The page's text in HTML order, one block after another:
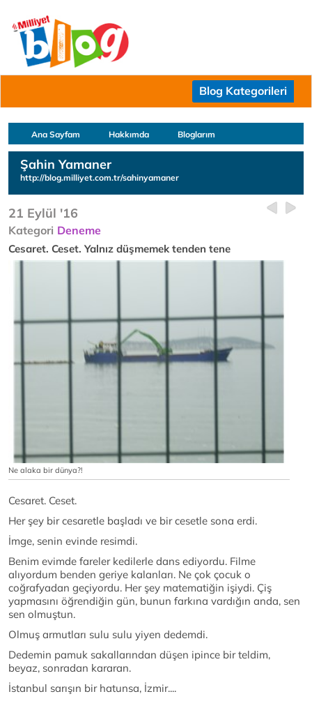
Blog Kategorileri
Ana Sayfam Hakkımda Bloglarım
Şahin Yamaner
http://blog.milliyet.com.tr/sahinyamaner
21 Eylül '16
Kategori Deneme
Cesaret. Ceset. Yalnız düşmemek tenden tene
Ne alaka bir dünya?!
Cesaret. Ceset.
Her şey bir cesaretle başladı ve bir cesetle sona erdi.
İmge, senin evinde resimdi.
Benim evimde fareler kedilerle dans ediyordu. Filme
alıyordum benden geriye kalanları. Ne çok çocuk o
coğrafyadan geçiyordu. Her şey matematiğin işiydi. Çiş
yapmasını öğrendiğin gün, bunun farkına vardığın anda, sen
sen olmuştun.
Olmuş armutları sulu sulu yiyen dedemdi.
Dedemin pamuk sakallarından düşen ipince bir teldim,
beyaz, sonradan kararan.
İstanbul sarışın bir hatunsa, İzmir....